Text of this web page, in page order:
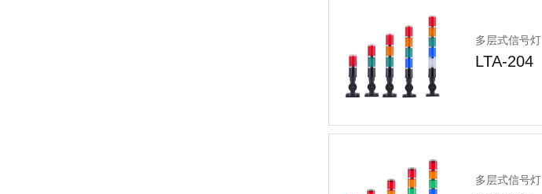
多层式信号灯
LTA-204
多层式信号灯